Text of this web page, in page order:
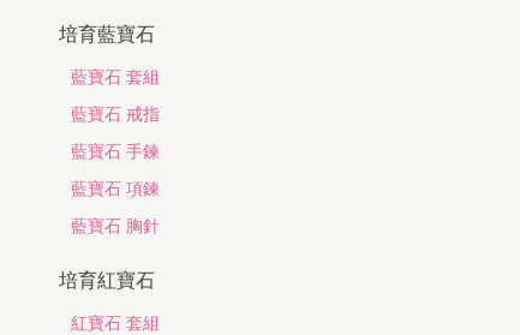
培育藍寶石
藍寶石 套組
藍寶石 戒指
藍寶石 手鍊
藍寶石 項鍊
藍寶石 胸針
培育紅寶石
紅寶石 套組